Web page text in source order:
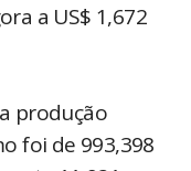
a US$ 1,672
produção
foi de 993,398